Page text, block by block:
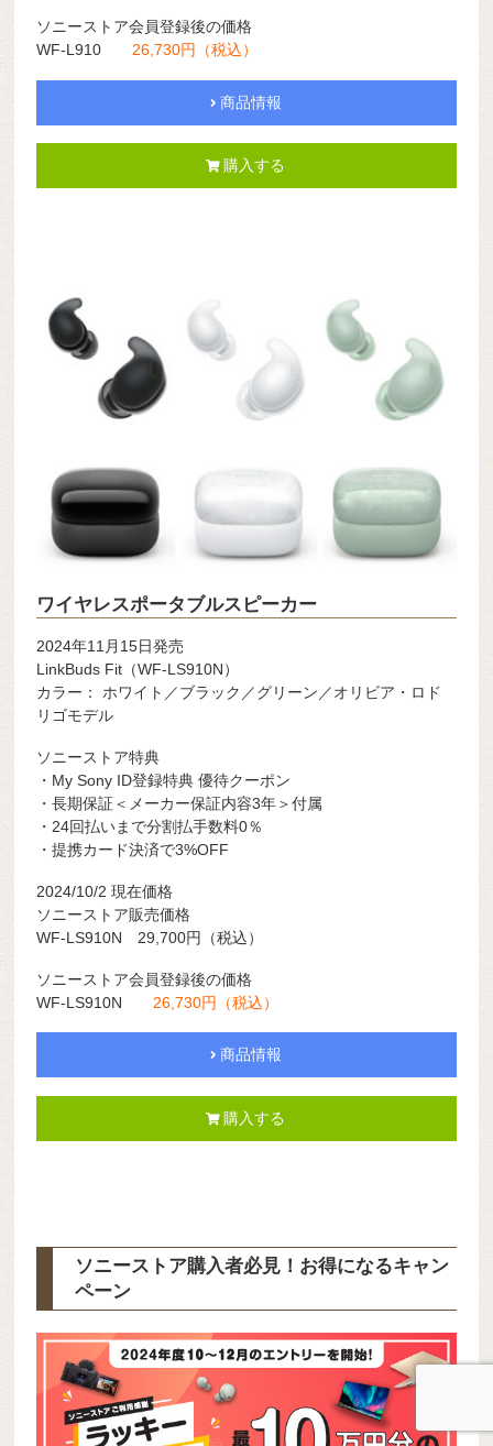
ソニーストア会員登録後の価格
WF-L910 26,730円（税込）
商品情報
購入する
ワイヤレスポータブルスピーカー
2024年11月15日発売
LinkBuds Fit（WF-LS910N）
カラー： ホワイト／ブラック／グリーン／オリビア・ロド
リゴモデル
ソニーストア特典
・My Sony ID登録特典 優待クーポン
・長期保証＜メーカー保証内容3年＞付属
・24回払いまで分割払手数料0％
・提携カード決済で3%OFF
2024/10/2 現在価格
ソニーストア販売価格
WF-LS910N 29,700円（税込）
ソニーストア会員登録後の価格
WF-LS910N 26,730円（税込）
商品情報
購入する
ソニーストア購入者必見！お得になるキャン
ペーン